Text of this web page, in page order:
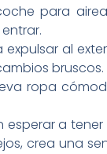
para
al
bruscos.
ropa
a tener
crea una